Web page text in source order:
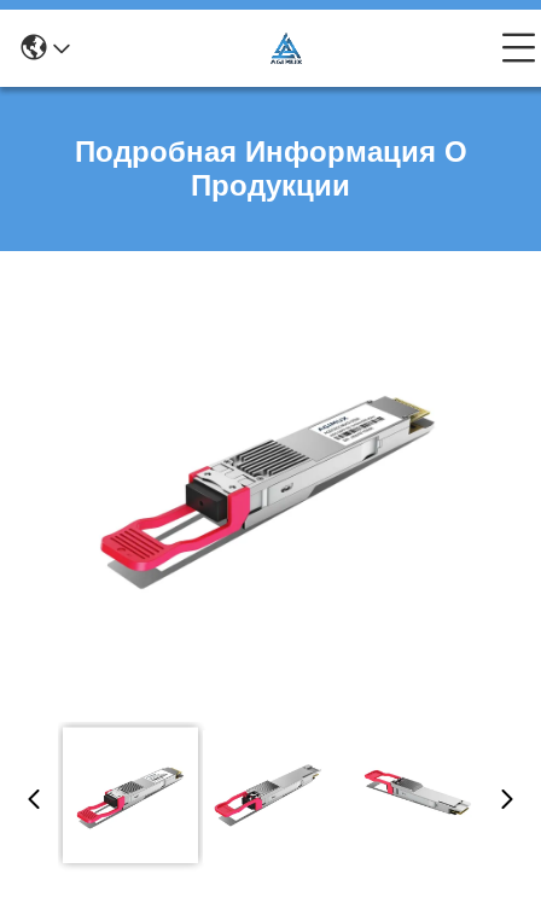
Подробная Информация О
Продукции